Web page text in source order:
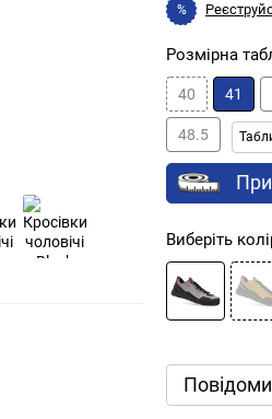
%
Розмірна
40 41
48.5
Виберіть